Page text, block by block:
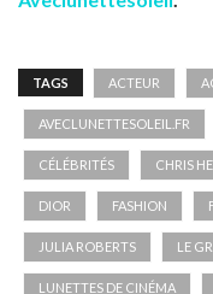
TAGS ACTEUR
AVECLUNETTESOLEIL.FR
CÉLÉBRITÉS CHRIS
DIOR FASHION
JULIA ROBERTS LE
LUNETTES DE CINÉMA